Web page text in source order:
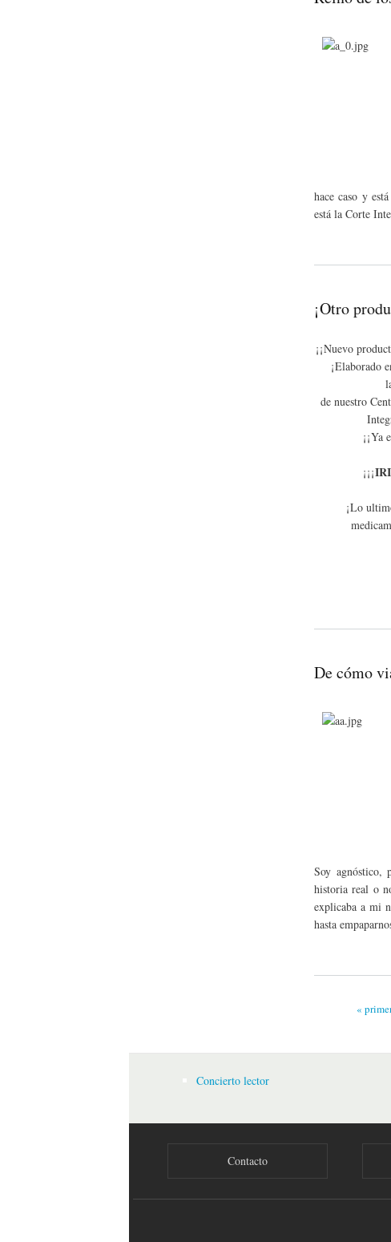
hace caso y
está la Corte
¡Otro
¡¡Nuevo
¡Elaborado
de nuestro
¡¡Ya
¡¡¡
¡Lo
De cómo
Soy agnóstico,
historia real o
explicaba a mi
hasta
«
Concierto lector
Contacto